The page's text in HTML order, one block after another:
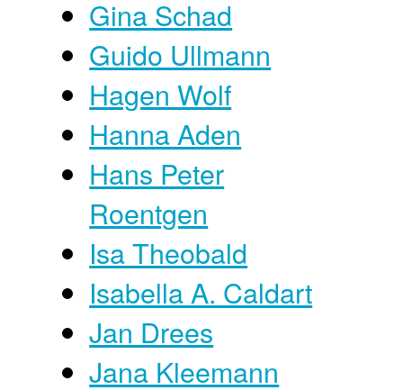
Gina Schad
Guido Ullmann
Hagen Wolf
Hanna Aden
Hans Peter
Roentgen
Isa Theobald
Isabella A. Caldart
Jan Drees
Jana Kleemann